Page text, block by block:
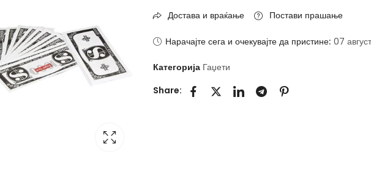
Достава и враќање Постави прашање
Нарачајте сега и очекувајте да пристине: 07
Категорија Гаџети
Share: